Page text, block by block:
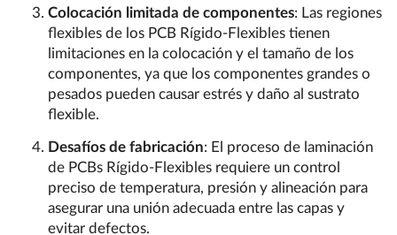
Colocación limitada de componentes: Las regiones
flexibles de los PCB Rígido-Flexibles tienen
limitaciones en la colocación y el tamaño de los
componentes, ya que los componentes grandes o
pesados pueden causar estrés y daño al sustrato
flexible.
Desafíos de fabricación: El proceso de laminación
de PCBs Rígido-Flexibles requiere un control
preciso de temperatura, presión y alineación para
asegurar una unión adecuada entre las capas y
evitar defectos.